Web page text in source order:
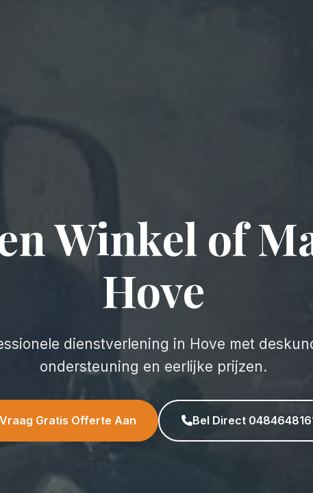
Winkel of
Hove
dienstverlening in Hove met
ondersteuning en eerlijke prijzen.
Gratis Offerte Aan Bel Direct